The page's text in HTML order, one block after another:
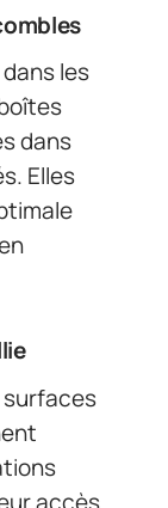
les
dans
Elles
accès